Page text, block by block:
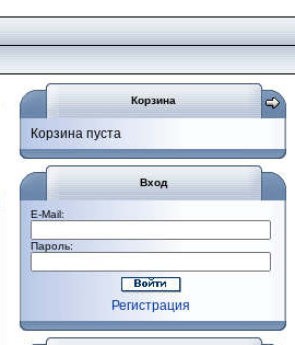
Корзина
Корзина пуста
Вход
E-Mail:
Пароль:
Регистрация